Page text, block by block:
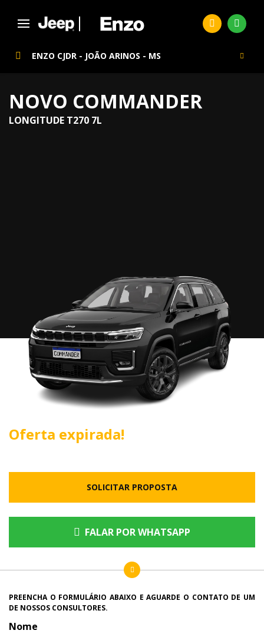
ENZO CJDR - JOÃO ARINOS - MS
NOVO COMMANDER
LONGITUDE T270 7L
Oferta expirada!
SOLICITAR PROPOSTA
FALAR POR WHATSAPP
PREENCHA O FORMULÁRIO ABAIXO E AGUARDE O CONTATO DE UM
DE NOSSOS CONSULTORES.
Nome